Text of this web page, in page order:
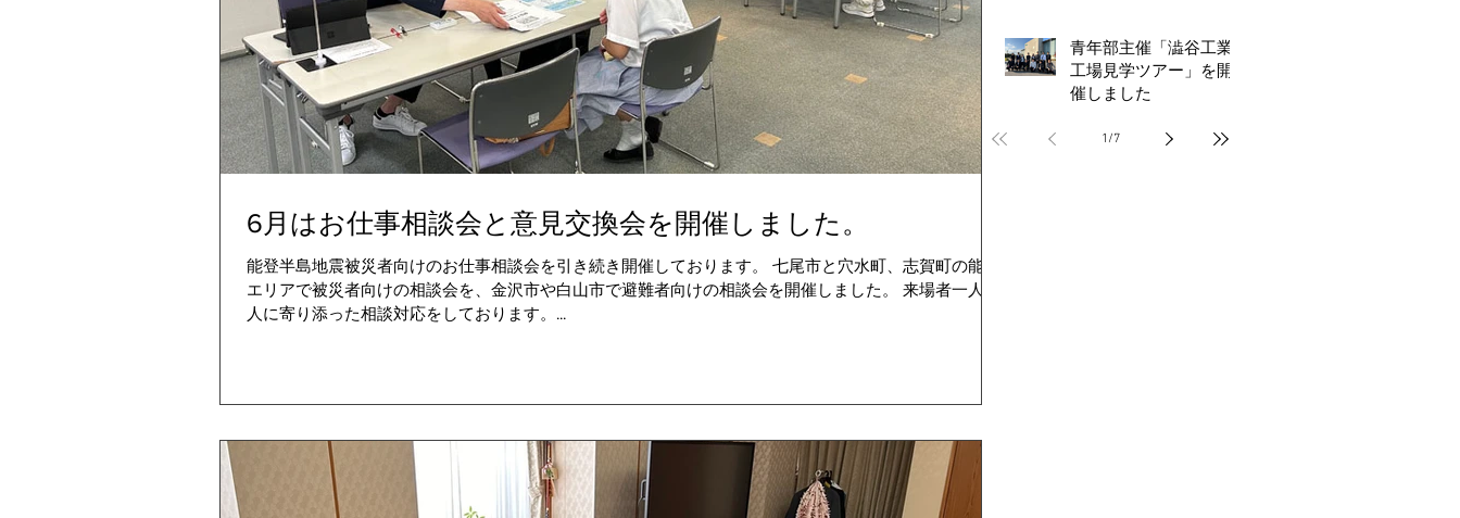
6月はお仕事相談会と意見交換会を開催しました。
能登半島地震被災者向けのお仕事相談会を引き続き開催しております。 七尾市と穴水町、志賀町の能登
エリアで被災者向けの相談会を、金沢市や白山市で避難者向けの相談会を開催しました。 来場者一人一
人に寄り添った相談対応をしております。...
青年部主催「澁谷工業
工場見学ツアー」を開
催しました
1 /7